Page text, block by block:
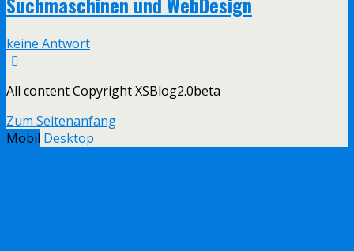
keine Antwort
All content Copyright XSBlog2.0beta
Zum Seitenanfang
Mobil Desktop